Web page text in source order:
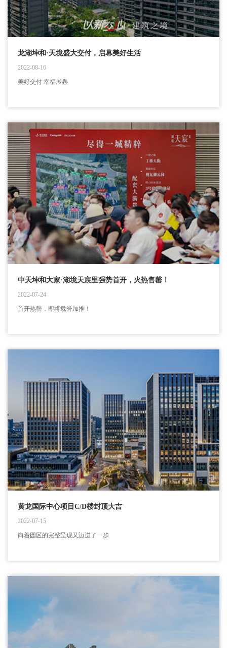
龙湖坤和·天境盛大交付，启幕美好生活
2022-08-16
美好交付 幸福展卷
中天坤和大家·湖境天宸里强势首开，火热售罄！
2022-07-24
首开热罄，即将载誉加推！
黄龙国际中心项目C/D楼封顶大吉
2022-07-15
向着园区的完整呈现又迈进了一步